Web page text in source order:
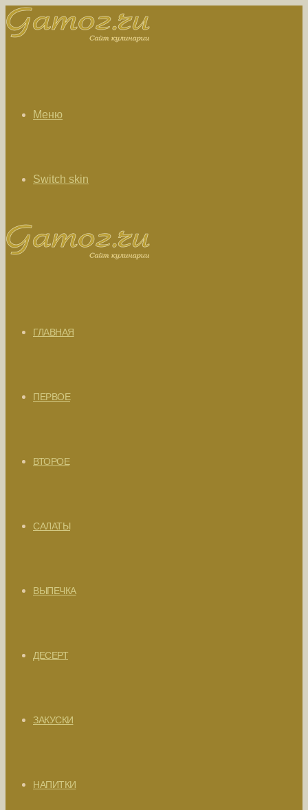
Меню
Switch skin
ГЛАВНАЯ
ПЕРВОЕ
ВТОРОЕ
САЛАТЫ
ВЫПЕЧКА
ДЕСЕРТ
ЗАКУСКИ
НАПИТКИ